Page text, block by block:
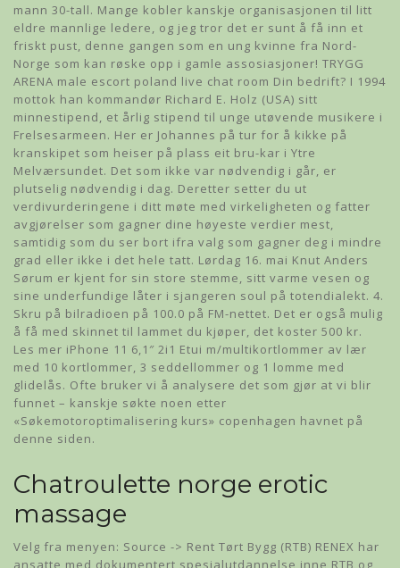
mann 30-tall. Mange kobler kanskje organisasjonen til litt
eldre mannlige ledere, og jeg tror det er sunt å få inn et
friskt pust, denne gangen som en ung kvinne fra Nord-
Norge som kan røske opp i gamle assosiasjoner! TRYGG
ARENA male escort poland live chat room Din bedrift? I 1994
mottok han kommandør Richard E. Holz (USA) sitt
minnestipend, et årlig stipend til unge utøvende musikere i
Frelsesarmeen. Her er Johannes på tur for å kikke på
kranskipet som heiser på plass eit bru-kar i Ytre
Melværsundet. Det som ikke var nødvendig i går, er
plutselig nødvendig i dag. Deretter setter du ut
verdivurderingene i ditt møte med virkeligheten og fatter
avgjørelser som gagner dine høyeste verdier mest,
samtidig som du ser bort ifra valg som gagner deg i mindre
grad eller ikke i det hele tatt. Lørdag 16. mai Knut Anders
Sørum er kjent for sin store stemme, sitt varme vesen og
sine underfundige låter i sjangeren soul på totendialekt. 4.
Skru på bilradioen på 100.0 på FM-nettet. Det er også mulig
å få med skinnet til lammet du kjøper, det koster 500 kr.
Les mer iPhone 11 6,1″ 2i1 Etui m/multikortlommer av lær
med 10 kortlommer, 3 seddellommer og 1 lomme med
glidelås. Ofte bruker vi å analysere det som gjør at vi blir
funnet – kanskje søkte noen etter
«Søkemotoroptimalisering kurs» copenhagen havnet på
denne siden.
Chatroulette norge erotic
massage
Velg fra menyen: Source -> Rent Tørt Bygg (RTB) RENEX har